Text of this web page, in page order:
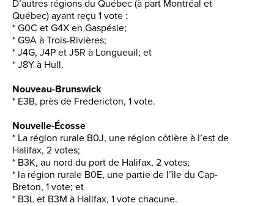
D’autres régions du Québec (à part Montréal et
Québec) ayant reçu 1 vote :
* G0C et G4X en Gaspésie;
* G9A à Trois-Rivières;
* J4G, J4P et J5R à Longueuil; et
* J8Y à Hull.
Nouveau-Brunswick
* E3B, près de Fredericton, 1 vote.
Nouvelle-Écosse
* La région rurale B0J, une région côtière à l’est de
Halifax, 2 votes;
* B3K, au nord du port de Halifax, 2 votes;
* la région rurale B0E, une partie de l’île du Cap-
Breton, 1 vote; et
* B3L et B3M à Halifax, 1 vote chacune.